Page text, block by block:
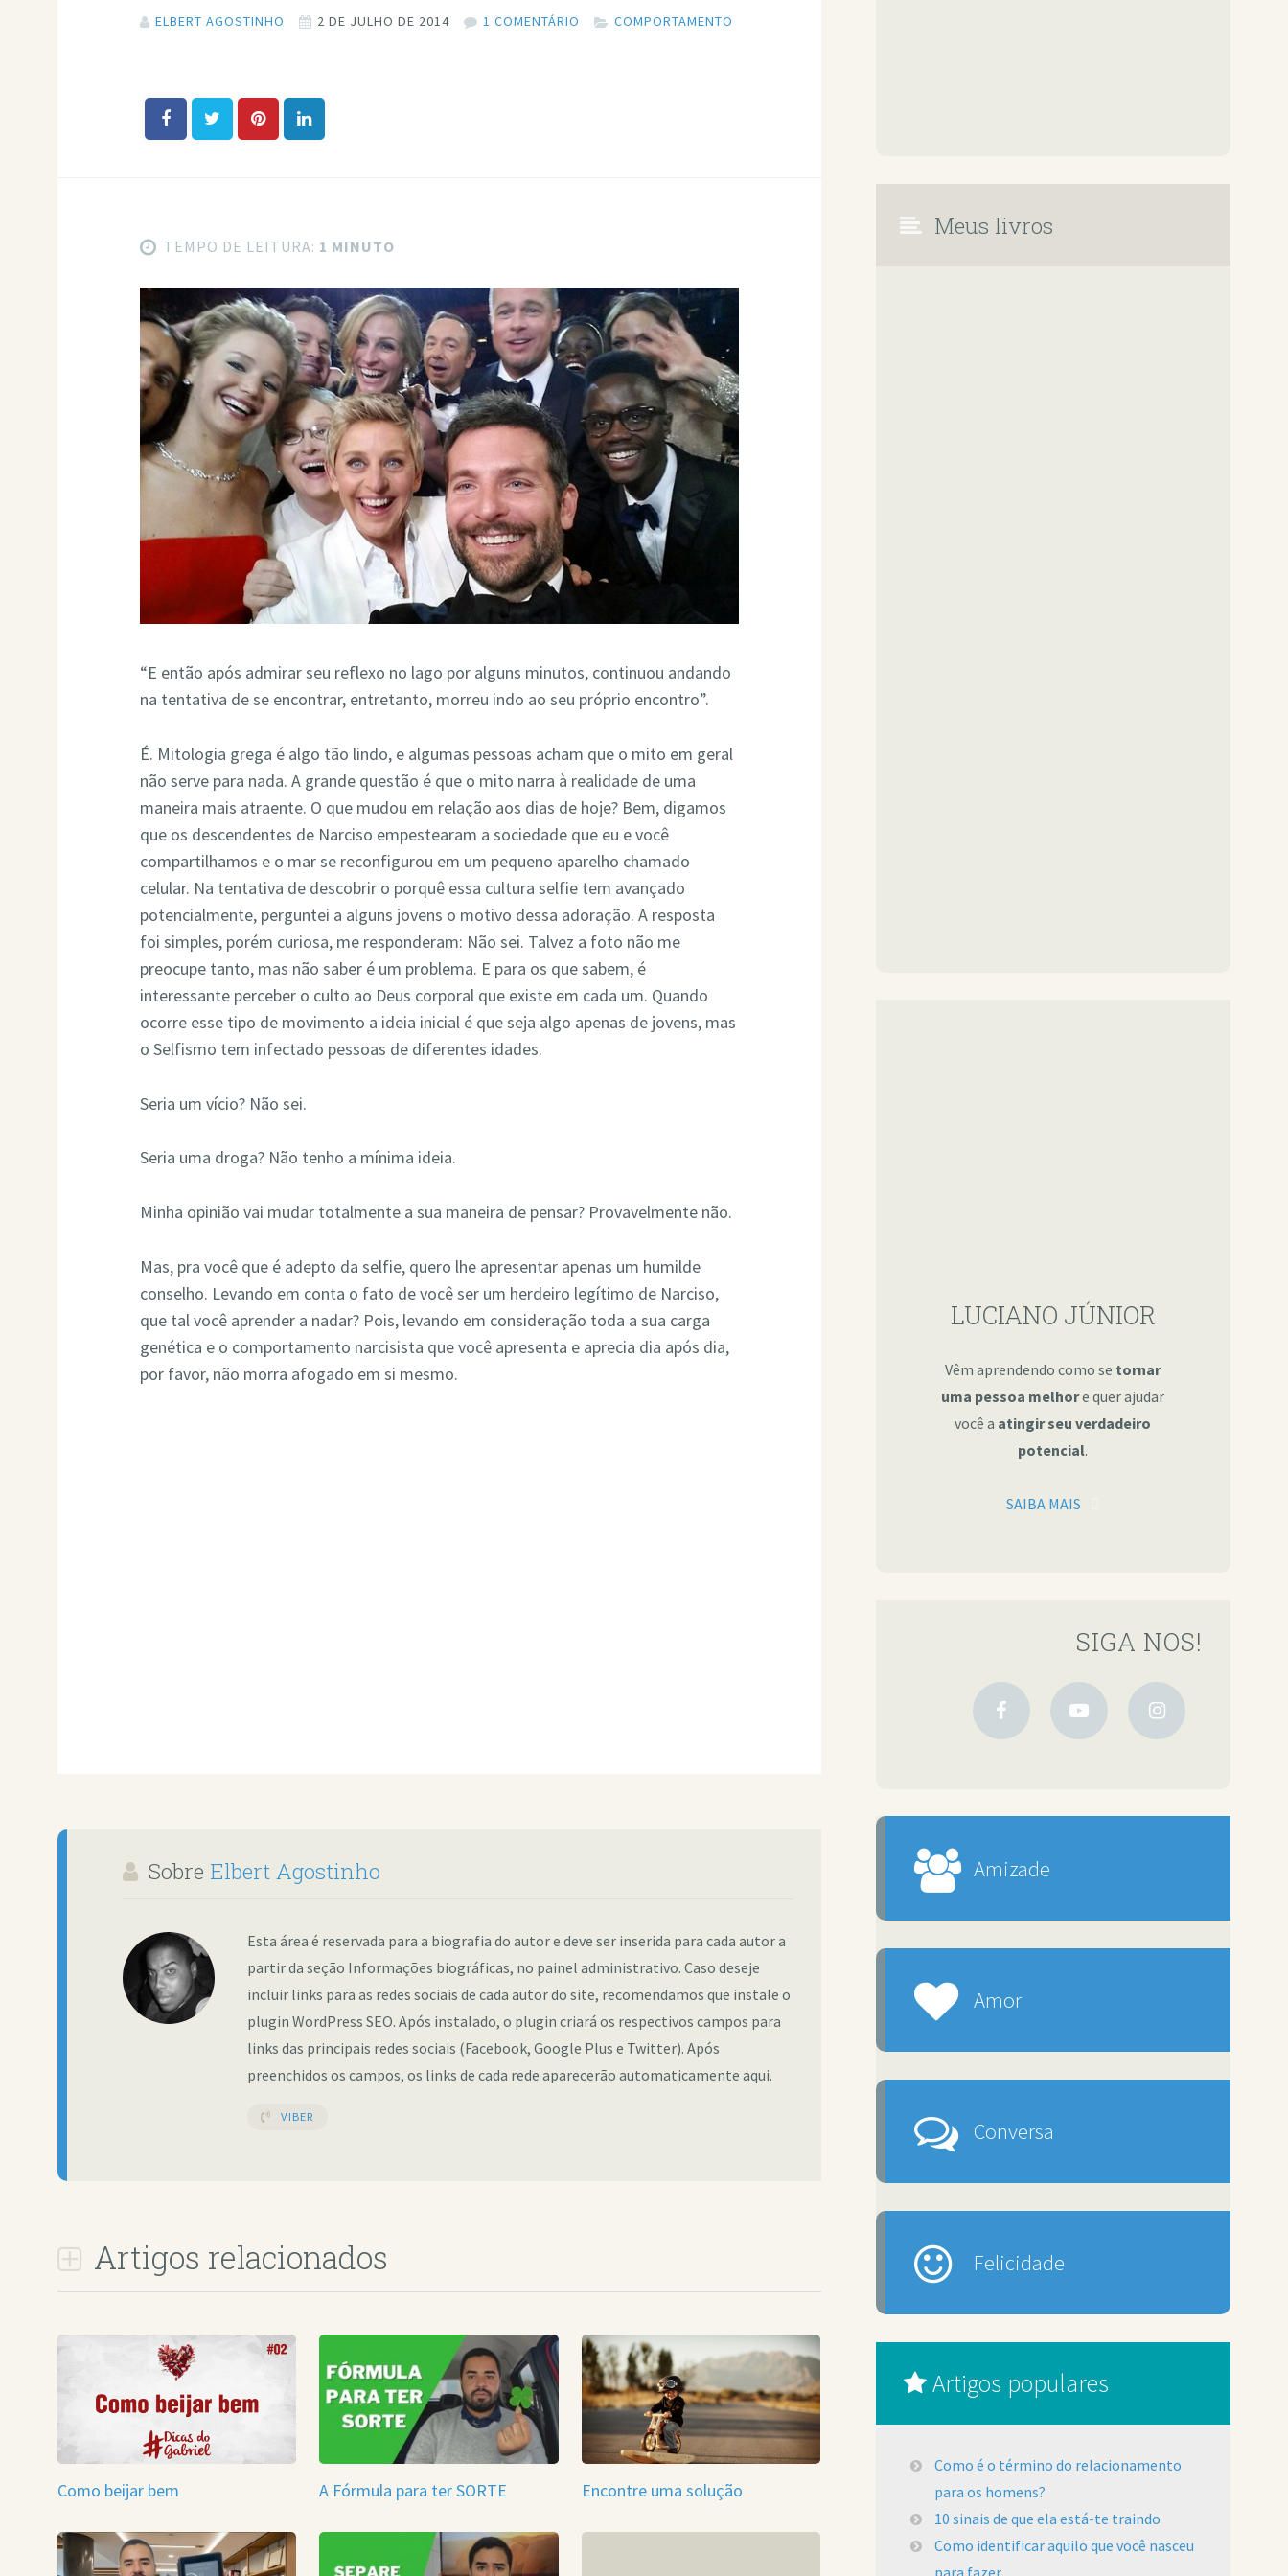
ELBERT AGOSTINHO 2 DE JULHO DE 2014 1 COMENTÁRIO COMPORTAMENTO
TEMPO DE LEITURA: 1 MINUTO
“E então após admirar seu reflexo no lago por alguns minutos, continuou andando
na tentativa de se encontrar, entretanto, morreu indo ao seu próprio encontro”.
É. Mitologia grega é algo tão lindo, e algumas pessoas acham que o mito em geral
não serve para nada. A grande questão é que o mito narra à realidade de uma
maneira mais atraente. O que mudou em relação aos dias de hoje? Bem, digamos
que os descendentes de Narciso empestearam a sociedade que eu e você
compartilhamos e o mar se reconfigurou em um pequeno aparelho chamado
celular. Na tentativa de descobrir o porquê essa cultura selfie tem avançado
potencialmente, perguntei a alguns jovens o motivo dessa adoração. A resposta
foi simples, porém curiosa, me responderam: Não sei. Talvez a foto não me
preocupe tanto, mas não saber é um problema. E para os que sabem, é
interessante perceber o culto ao Deus corporal que existe em cada um. Quando
ocorre esse tipo de movimento a ideia inicial é que seja algo apenas de jovens, mas
o Selfismo tem infectado pessoas de diferentes idades.
Seria um vício? Não sei.
Seria uma droga? Não tenho a mínima ideia.
Minha opinião vai mudar totalmente a sua maneira de pensar? Provavelmente não.
Mas, pra você que é adepto da selfie, quero lhe apresentar apenas um humilde
conselho. Levando em conta o fato de você ser um herdeiro legítimo de Narciso,
que tal você aprender a nadar? Pois, levando em consideração toda a sua carga
genética e o comportamento narcisista que você apresenta e aprecia dia após dia,
por favor, não morra afogado em si mesmo.
Sobre Elbert Agostinho
Esta área é reservada para a biografia do autor e deve ser inserida para cada autor a
partir da seção Informações biográficas, no painel administrativo. Caso deseje
incluir links para as redes sociais de cada autor do site, recomendamos que instale o
plugin WordPress SEO. Após instalado, o plugin criará os respectivos campos para
links das principais redes sociais (Facebook, Google Plus e Twitter). Após
preenchidos os campos, os links de cada rede aparecerão automaticamente aqui.
VIBER
Artigos relacionados
Como beijar bem A Fórmula para ter SORTE Encontre uma solução
Meus livros
LUCIANO JÚNIOR
Vêm aprendendo como se tornar
uma pessoa melhore quer ajudar
você a atingir seu verdadeiro
potencial.
SAIBA MAIS
SIGA NOS!
Amizade
Amor
Conversa
Felicidade
Artigos populares
Como é o término do relacionamento
para os homens?
10 sinais de que ela está-te traindo
Como identificar aquilo que você nasceu